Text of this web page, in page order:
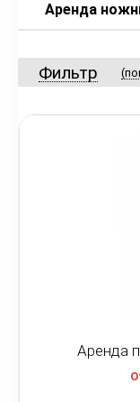
Аренда
Фильтр
Аренда